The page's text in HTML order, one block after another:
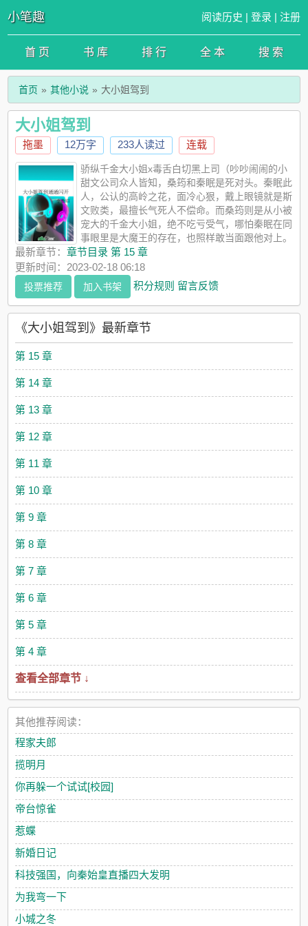
小笔趣 阅读历史 | 登录 | 注册
首 页 书 库 排 行 全 本 搜 索
首页 其他小说 大小姐驾到
大小姐驾到
拖墨 12万字 233人读过 连载
骄纵千金大小姐x毒舌白切黑上司（吵吵闹闹的小
甜文公司众人皆知，桑筠和秦眠是死对头。秦眠此
人，公认的高岭之花，面冷心狠，戴上眼镜就是斯
文败类，最擅长气死人不偿命。而桑筠则是从小被
宠大的千金大小姐，绝不吃亏受气，哪怕秦眠在同
事眼里是大魔王的存在，也照样敢当面跟他对上。
他觉得她骄纵难伺候，而她看不惯他人前人后两幅皮囊，装模作
样。当全公司的人都觉得这对冤家会这么斗到地老天荒的时候，
这俩人不知道什么时候商量好了收购，直接升职为总裁和总裁夫
人。作为见证者的同事们：……相，相爱相杀文学是真的。-新任
ceo接任大典前一个小时，某个同事在去洗手间的路上看见桑筠被
人拖进了安全通道里。同事大惊！还以为公司混进来什么危险人
物，想趁乱对桑筠下手，连忙赶去营救。结果当他气喘吁吁冲进
过来，其中一位俨然就是他那不苟言笑的上司秦眠，唇边染上的
口红颜色刺痛了他的眼睛。同事：现在写辞职信还来得及吗？-下
本开《孤岛难鸣》专栏可以点个收藏~怼天怼地腹黑大明星x脑回
路清奇傻的摄影师1顶流顾屿不止有张好皮相，还有张好嘴皮子。
上到公司老板，下到无良狗仔，来一个怼一个，你让我不开心我
就让你天天不开心。偏偏粉丝吃他这套反骨叛逆人设，引得不少
人东施效颦。某天听说顾屿终于舍得下凡，看上了某个小摄影
师，又黏又缠，无心工作。粉丝表示：谢谢，不信谣，不传谣。2
后来某次直播活动，粉丝亲眼见到刚刚还在一条条念ky弹幕正在
怼人的顾屿忽然消声，起身去拥抱那个无意间闯入镜头的女孩。
么又要去工作？你都没陪我几天。”少女毫不客气把顾屿讨厌被人
双臂不肯松手，“……只黏你。” 围观了全程的粉丝：你
最新章节：章节目录 第 15 章
更新时间：2023-02-18 06:18
投票推荐 加入书架 积分规则 留言反馈
《大小姐驾到》最新章节
第 15 章
第 14 章
第 13 章
第 12 章
第 11 章
第 10 章
第 9 章
第 8 章
第 7 章
第 6 章
第 5 章
第 4 章
查看全部章节 ↓
其他推荐阅读：
程家夫郎
揽明月
你再躲一个试试[校园]
帝台惊雀
惹蝶
新婚日记
科技强国，向秦始皇直播四大发明
为我弯一下
小城之冬